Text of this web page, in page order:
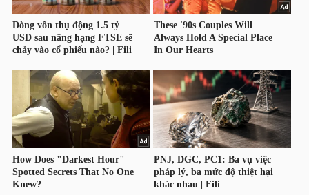
KHỎE
TÀI
CHÍNH